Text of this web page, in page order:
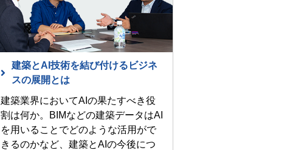
建築とAI技術を結び付けるビジネ
スの展開とは
建築業界においてAIの果たすべき役
割は何か。BIMなどの建築データはAI
を用いることでどのような活用がで
きるのかなど、建築とAIの今後につ